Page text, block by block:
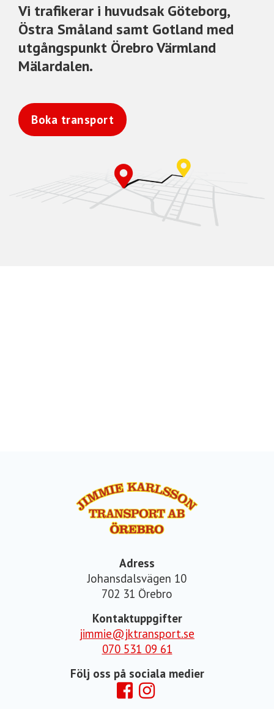
Vi trafikerar i huvudsak Göteborg,
Östra Småland samt Gotland med
utgångspunkt Örebro Värmland
Mälardalen.
Boka transport
Adress
Johansdalsvägen 10
702 31 Örebro
Kontaktuppgifter
jimmie@jktransport.se
070 531 09 61
Följ oss på sociala medier